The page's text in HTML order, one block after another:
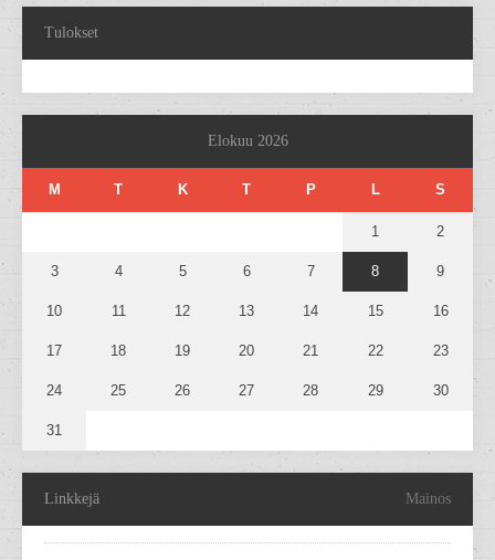
Tulokset
Elokuu 2026
M T K T P L S
1 2
3 4 5 6 7 8 9
10 11 12 13 14 15 16
17 18 19 20 21 22 23
24 25 26 27 28 29 30
31
Linkkejä Mainos